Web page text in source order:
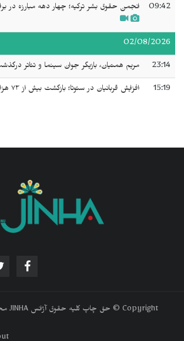
09:42 انجمن حقوق بشر ترکیه؛ چهار دهه مبارزه در
02/08/2026
23:14 مریم همتیان، بازیگر جوان سینما و تئاتر
15:19 افزایش قربانیان در سئوتا؛ بازگشت بیش از ۷۳ هزار مهاجر به مراکش
‫Copyright © حق چاپ کلیه حقوق آژانس JINHA محفوظ است 2026